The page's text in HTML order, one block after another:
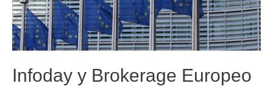
Infoday y Brokerage Europeo